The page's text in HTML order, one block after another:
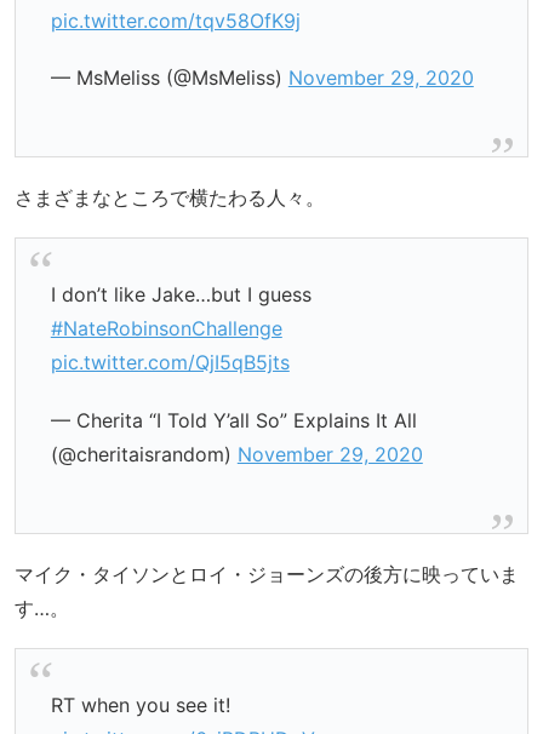
pic.twitter.com/tqv58OfK9j
— MsMeliss (@MsMeliss) November 29, 2020
さまざまなところで横たわる人々。
I don’t like Jake…but I guess
#NateRobinsonChallenge
pic.twitter.com/QjI5qB5jts
— Cherita “I Told Y’all So” Explains It All
(@cheritaisrandom) November 29, 2020
マイク・タイソンとロイ・ジョーンズの後方に映っていま
す…。
RT when you see it!